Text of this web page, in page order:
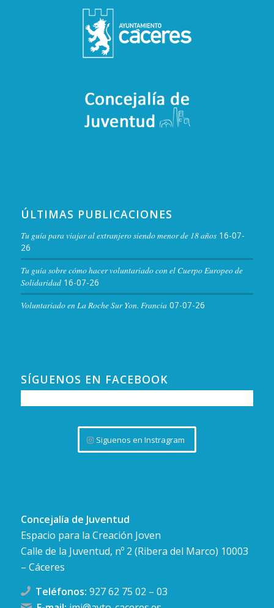
ÚLTIMAS PUBLICACIONES
Tu guía para viajar al extranjero siendo menor de 18 años 16-07-
26
Tu guía sobre cómo hacer voluntariado con el Cuerpo Europeo de
Solidaridad 16-07-26
Voluntariado en La Roche Sur Yon. Francia 07-07-26
SÍGUENOS EN FACEBOOK
Siguenos en Instragram
Concejalía de Juventud
Espacio para la Creación Joven
Calle de la Juventud, nº 2 (Ribera del Marco) 10003
– Cáceres
Teléfonos: 927 62 75 02 – 03